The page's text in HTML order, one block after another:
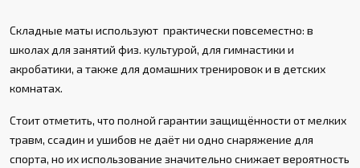
Складные маты используют практически повсеместно: в
школах для занятий физ. культурой, для гимнастики и
акробатики, а также для домашних тренировок и в детских
комнатах.
Стоит отметить, что полной гарантии защищённости от мелких
травм, ссадин и ушибов не даёт ни одно снаряжение для
спорта, но их использование значительно снижает вероятность